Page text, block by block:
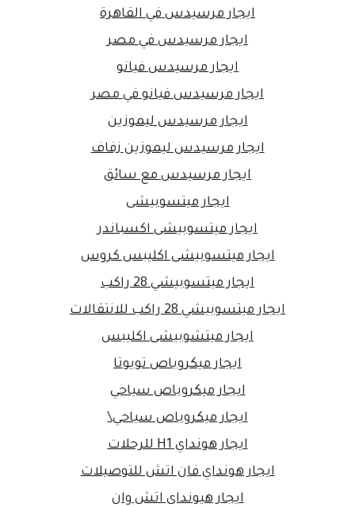
ايجار مرسيدس في القاهرة
ايجار مرسيدس في مصر
ايجار مرسيدس فيانو
ايجار مرسيدس فيانو في مصر
ايجار مرسيدس ليموزين
ايجار مرسيدس ليموزين زفاف
ايجار مرسيدس مع سائق
ايجار ميتسوبيشى
ايجار ميتسوبيشى اكسباندر
ايجار ميتسوبيشى اكليبس كروس
ايجار ميتسوبيشي 28 راكب
ايجار ميتسوبيشي 28 راكب للانتقالات
ايجار ميتشوبيشى اكليبس
ايجار ميكروباص تويوتا
ايجار ميكروباص سياحي
ايجار ميكروباص سياحي\
ايجار هونداي H1 للرحلات
ايجار هونداي فان اتش للتوصيلات
ايجار هيونداى اتش وان